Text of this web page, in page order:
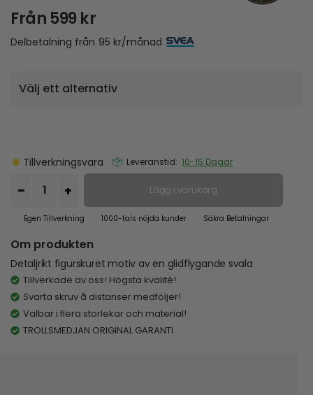
Från 599 kr
Delbetalning från 95 kr/månad
Tillverkningsvara Leveranstid: 10-15 Dagar
Lägg i varukorg
Egen Tillverkning 1000-tals nöjda kunder Säkra Betalningar
Om produkten
Detaljrikt figurskuret motiv av en glidflygande svala
Tillverkade av oss! Högsta kvalité!
Svarta skruv å distanser medföljer!
Valbar i flera storlekar och material!
TROLLSMEDJAN ORIGINAL GARANTI